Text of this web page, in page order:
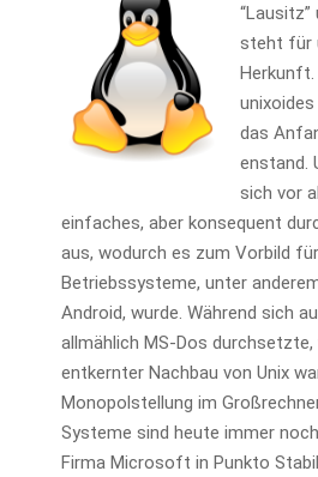
“Lausitz”
steht für
Herkunft.
das
enstand.
sich vor
einfaches, aber konsequent
aus, wodurch es zum Vorbild
Betriebssysteme, unter
Android, wurde. Während sich
allmählich MS-Dos durchsetzte,
entkernter Nachbau von Unix
Monopolstellung im
Systeme sind heute immer
Firma Microsoft in Punkto